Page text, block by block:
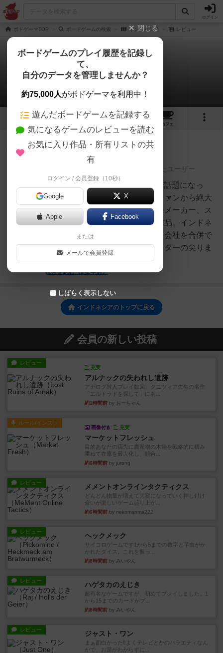
ログイン
ボドゲーマTOP ボードゲームの検索 インドネシア レビュー
インドネシア
1件のレビュー
5 1
カフェ
822名 充実
レーティングが非公開に設定されたユーザー
8/10フードチェーンマグネイトで話題になっ
た、一部のボードゲームカルトファンから絶大
な支持を誇るオランダのマジキチメーカー、ス
プロッターの割と有名な部類の作品。インドネ
シアを舞台にした経営ゲームで、会社を合併で
きることが最大の特徴。スプロッターの尖りま
くっている作品群の中...
続きを読む（約2年前）
インドネシアのトップに戻る
会員の新しい投稿
レビュー
充実
アルナックの失われし遺跡
アナログ対人プレイ数回。クニツィア先生の名作
「エルドラドを探して」にあ...
約1時間前 by おーちゃん
ルール/インスト
画像付き 充実
マーケットフレッシュ
目的あなたの店先に農産物の木箱を戦略的に積み
重ねて在庫を最大化し、競合...
約6時間前 by jurong
レビュー メメントオンラインタクティクス
どんどん物量が増えて大変になっていく押し付け
合いが楽しいゲーム盛り上が...
約6時間前 by nekomanma222
レビュー ヘックメック
サイコロゲームです1から5までの数字と芋虫がか
かれたダイス。これを振っ...
約8時間前 by みいやん
レビュー ハゲタカのえじき
超有名なゲームですが、初めてプレイしました。1
から15までのカードがプ...
約8時間前 by みいやん
レビュー ジャスト・ワン
まぁ面白かった‼️よくテレビとかのバラエティなん
かで、お題がわからずに...
閉じる
ボードゲームのプレイ履歴を記録し
て、
自分のデータを管理しませんか？
約75,000人がボドゲーマを利用中！
遊んだボードゲームを記録する
気になるゲームのレビューを読む
お気に入り作品・所有リストの共
有
ログイン / 会員登録（10秒）
Google X
Apple Facebook
または
メールで会員登録
しばらく表示しない